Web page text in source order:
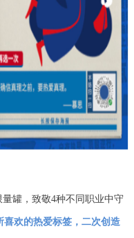
罐，致敬4种不同职业中守
喜欢的热爱标签，二次创造